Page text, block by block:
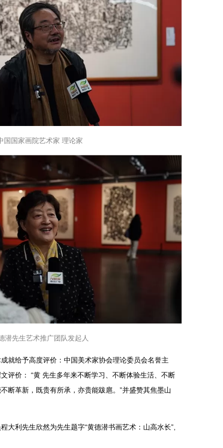
国国家画院艺术家 理论家
潜先生艺术推广团队发起人
就给予高度评价：中国美术家协会理论委员会名誉主
评价： “黄 先生多年来不断学习、不断体验生活、不断
断革新，既贵有所承，亦贵能跋扈。”并盛赞其焦墨山
大利先生欣然为先生题字“黄德潜书画艺术：山高水长”,